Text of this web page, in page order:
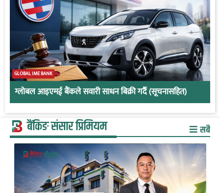
GLOBAL IME BANK
ग्लोबल आइएमई बैंकले सवारी साधन बिक्री गर्दै (सूचनासहित)
बैंकिङ संसार प्रिमियम सबै